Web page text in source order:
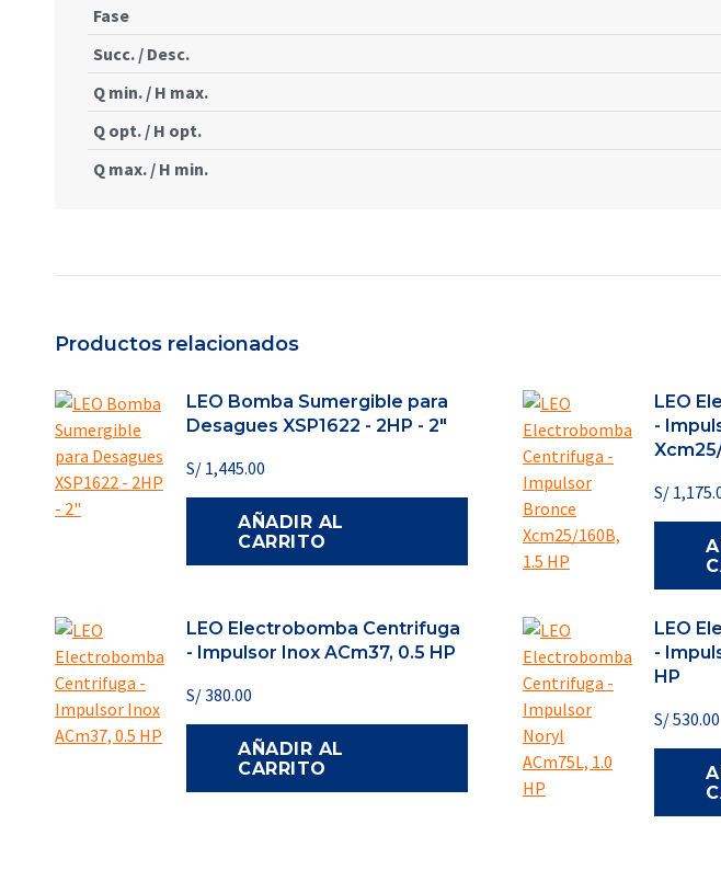
Fase
Succ. / Desc.
Q min. / H max.
Q opt. / H opt.
Q max. / H min.
Productos relacionados
LEO Bomba Sumergible para
Desagues XSP1622 - 2HP - 2"
S/ 1,445.00
AÑADIR AL
CARRITO
LEO
-
S/
LEO Electrobomba Centrifuga
- Impulsor Inox ACm37, 0.5 HP
S/380.00
AÑADIR AL
CARRITO
LEO
-
HP
S/530.00